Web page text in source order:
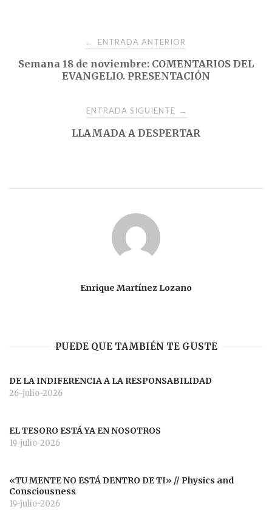
Navegación
de
← ENTRADA ANTERIOR
Semana 18 de noviembre: COMENTARIOS DEL
EVANGELIO. PRESENTACIÓN
ENTRADA SIGUIENTE →
LLAMADA A DESPERTAR
Enrique Martínez Lozano
PUEDE QUE TAMBIÉN TE GUSTE
DE LA INDIFERENCIA A LA RESPONSABILIDAD
26-julio-2026
EL TESORO ESTÁ YA EN NOSOTROS
19-julio-2026
«TU MENTE NO ESTÁ DENTRO DE TI» // Physics and
Consciousness
19-julio-2026